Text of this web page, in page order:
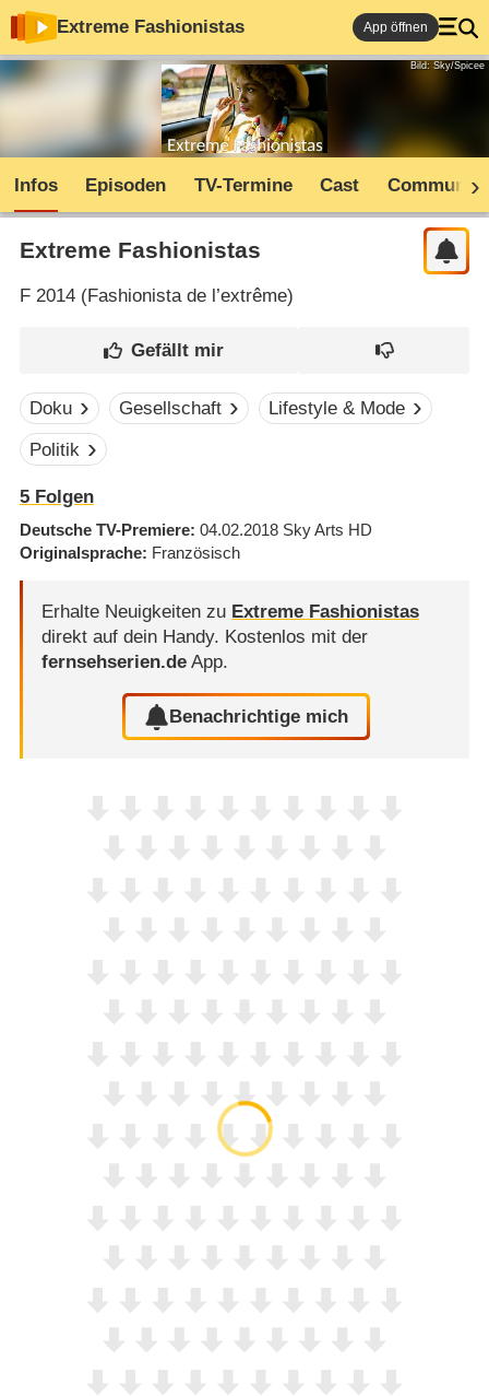
Extreme Fashionistas App öffnen
Bild: Sky/Spicee
Infos Episoden TV-Termine Cast Community
Extreme Fashionistas
F2014 (Fashionista de l’extrême)
Doku Gesellschaft
Lifestyle & Mode
Politik
5Folgen
Deutsche TV-Premiere 04.02.2018 Sky Arts HD
Originalsprache Französisch
Erhalte Neuigkeiten zu Extreme Fashionistas
direkt auf dein Handy. Kostenlos mit der
fernsehserien.deApp.
Benachrichtige mich